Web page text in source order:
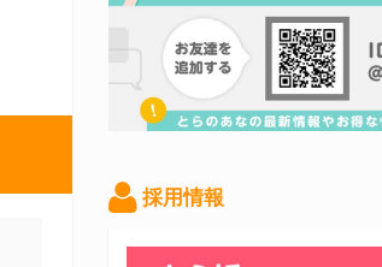
採用情報